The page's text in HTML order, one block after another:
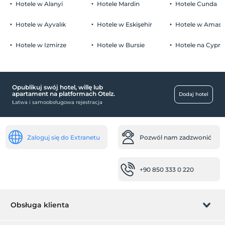
parking (poza obiektem)
pokój telewizyjny
Pokoje
pokoje rodzinne
faks / kserokopia
Usługa codziennego sprzątania
klimatyzacja
Hotele w Alanyi
Hotele w Ayvalık
Hotele w Izmirze
Hotele Mardin
Hotele w Eskişehir
Hotele w Bursie
Hotele Cunda
Hotele w
Hotele na
Opublikuj swój hotel, willę lub
apartament na platformach Otelz.
Łatwa i samoobsługowa rejestracja
Dodaj hotel
Zaloguj się do Extranetu Pozwól nam zadzwonić
+90 850 333 0 220
Obsługa klienta